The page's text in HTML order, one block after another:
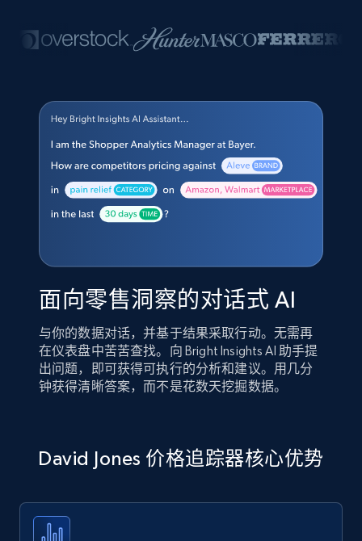
面向零售洞察的对话式 AI
与你的数据对话，并基于结果采取行动。无需再
在仪表盘中苦苦查找。向 Bright Insights AI 助手提
出问题，即可获得可执行的分析和建议。用几分
钟获得清晰答案，而不是花数天挖掘数据。
David Jones 价格追踪器核心优势